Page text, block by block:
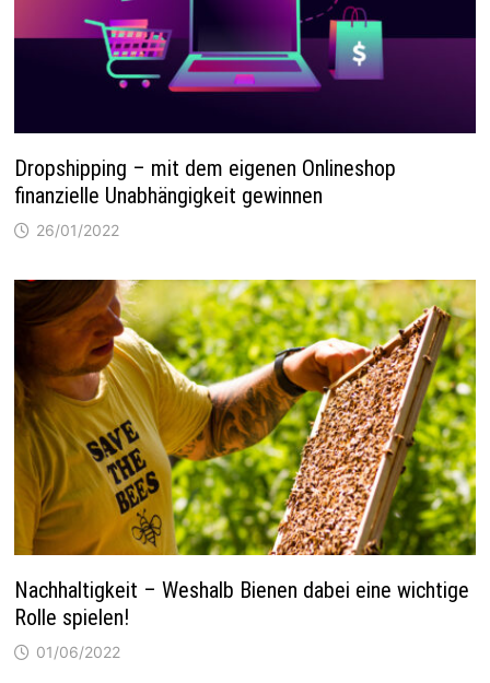
Dropshipping – mit dem eigenen Onlineshop
finanzielle Unabhängigkeit gewinnen
26/01/2022
Nachhaltigkeit – Weshalb Bienen dabei eine wichtige
Rolle spielen!
01/06/2022